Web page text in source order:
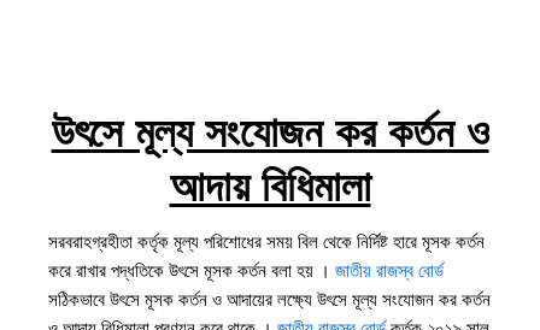
উৎসে মূল্য সংযোজন কর কর্তন ও
আদায় বিধিমালা
সরবরাহগ্রহীতা কর্তৃক মূল্য পরিশোধের সময় বিল থেকে নির্দিষ্ট হারে মূসক কর্তন
করে রাখার পদ্ধতিকে উৎসে মূসক কর্তন বলা হয় । জাতীয় রাজস্ব বোর্ড
সঠিকভাবে উৎসে মূসক কর্তন ও আদায়ের লক্ষ্যে উৎসে মূল্য সংযোজন কর কর্তন